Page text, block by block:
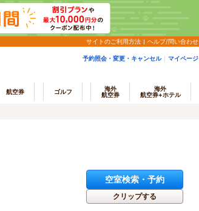
サイトのご利用方法 ヘルプ/問い合わせ
予約照会・変更・キャンセル マイページ
航空券 ゴルフ
海外
航空券
海外
航空券+ホテル
空室検索・予約
クリップする